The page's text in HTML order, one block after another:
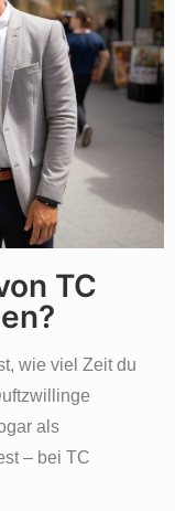
Shop24
unserer Hilfe ein
Schritten.
TC
wie viel Zeit du
als
– bei TC